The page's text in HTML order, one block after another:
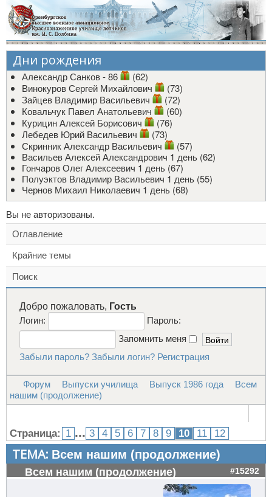
Дни рождения
Александр Санков - 86
(62)
Винокуров Сергей Михайлович
(73)
Зайцев Владимир Васильевич
(72)
Ковальчук Павел Анатольевич
(60)
Курицин Алексей Борисович
(76)
Лебедев Юрий Васильевич
(73)
Скринник Александр Васильевич
(57)
Васильев Алексей Александрович 1 день (62)
Гончаров Олег Алексеевич 1 день (67)
Полуэктов Владимир Васильевич 1 день (55)
Чернов Михаил Николаевич 1 день (68)
Вы не авторизованы.
Оглавление
Крайние темы
Поиск
Добро пожаловать, Гость
Логин:
Пароль:
Запомнить меня
Забыли пароль? Забыли логин? Регистрация
Форум Выпуски училища Выпуск 1986 года
Всем
нашим (продолжение)
Страница: 1 ... 3 4 5 6 7 8 9 10 11 12
ТЕМА: Всем нашим (продолжение)
Всем нашим (продолжение) #15292